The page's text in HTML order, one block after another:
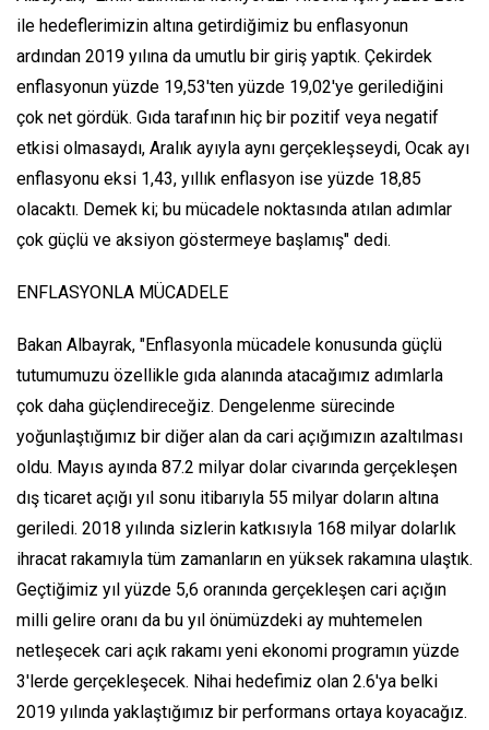
ile hedeflerimizin altına getirdiğimiz bu enflasyonun
ardından 2019 yılına da umutlu bir giriş yaptık. Çekirdek
enflasyonun yüzde 19,53'ten yüzde 19,02'ye gerilediğini
çok net gördük. Gıda tarafının hiç bir pozitif veya negatif
etkisi olmasaydı, Aralık ayıyla aynı gerçekleşseydi, Ocak ayı
enflasyonu eksi 1,43, yıllık enflasyon ise yüzde 18,85
olacaktı. Demek ki; bu mücadele noktasında atılan adımlar
çok güçlü ve aksiyon göstermeye başlamış" dedi.
ENFLASYONLA MÜCADELE
Bakan Albayrak, "Enflasyonla mücadele konusunda güçlü
tutumumuzu özellikle gıda alanında atacağımız adımlarla
çok daha güçlendireceğiz. Dengelenme sürecinde
yoğunlaştığımız bir diğer alan da cari açığımızın azaltılması
oldu. Mayıs ayında 87.2 milyar dolar civarında gerçekleşen
dış ticaret açığı yıl sonu itibarıyla 55 milyar doların altına
geriledi. 2018 yılında sizlerin katkısıyla 168 milyar dolarlık
ihracat rakamıyla tüm zamanların en yüksek rakamına ulaştık.
Geçtiğimiz yıl yüzde 5,6 oranında gerçekleşen cari açığın
milli gelire oranı da bu yıl önümüzdeki ay muhtemelen
netleşecek cari açık rakamı yeni ekonomi programın yüzde
3'lerde gerçekleşecek. Nihai hedefimiz olan 2.6'ya belki
2019 yılında yaklaştığımız bir performans ortaya koyacağız.